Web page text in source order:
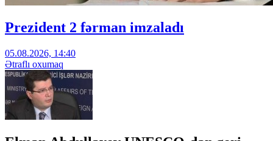
Prezident 2 fərman imzaladı
05.08.2026, 14:40
Ətraflı oxumaq